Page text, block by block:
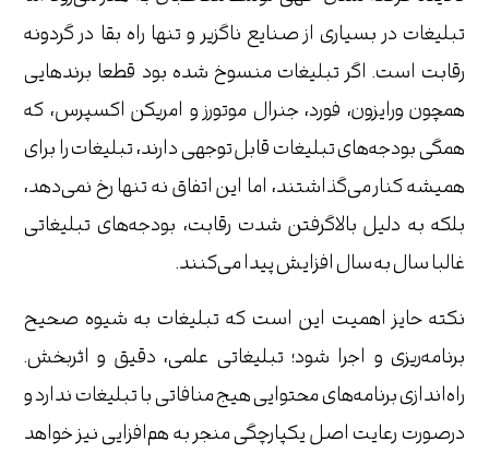
تبلیغات در بسیاری از صنایع ناگزیر و تنها راه بقا در گردونه
رقابت است. اگر تبلیغات منسوخ شده بود قطعا برندهایی
همچون ورایزون، فورد، جنرال موتورز و امریکن اکسپرس، که
همگی بودجه‌های تبلیغات قابل توجهی دارند، تبلیغات را برای
همیشه کنار می‌گذاشتند، اما این اتفاق نه تنها رخ نمی‌دهد،
بلکه به دلیل بالاگرفتن شدت رقابت، بودجه‌های تبلیغاتی
غالبا سال به سال افزایش پیدا می‌کنند.
نکته حایز اهمیت این است که تبلیغات به شیوه صحیح
برنامه‌ریزی و اجرا شود؛ تبلیغاتی علمی، دقیق و اثربخش.
راه‌اندازی برنامه‌های محتوایی هیج منافاتی با تبلیغات ندارد و
درصورت رعایت اصل یکپارچگی منجر به هم‌افزایی نیز خواهد